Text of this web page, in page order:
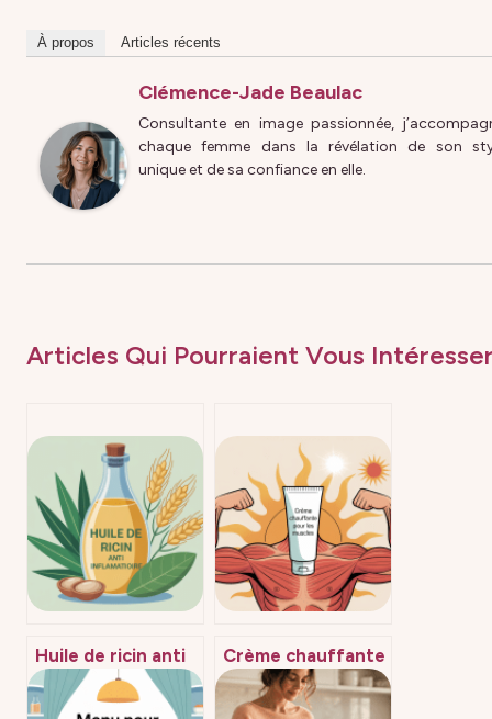
À propos Articles récents
Clémence-Jade Beaulac
Consultante en image passionnée,
chaque femme dans la révélation de son
unique et de sa confiance en elle.
Articles Qui Pourraient Vous
Huile de ricin anti
inflammatoire :
bienfaits, usages
Crème chauffante
pour les muscles :
bien choisir, bien